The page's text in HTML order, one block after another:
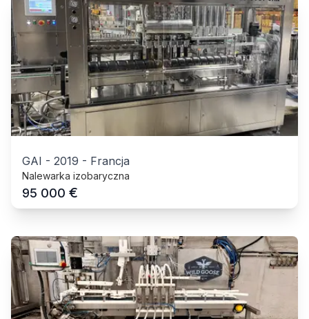
GAI - 2019 - Francja
Nalewarka izobaryczna
95 000 €